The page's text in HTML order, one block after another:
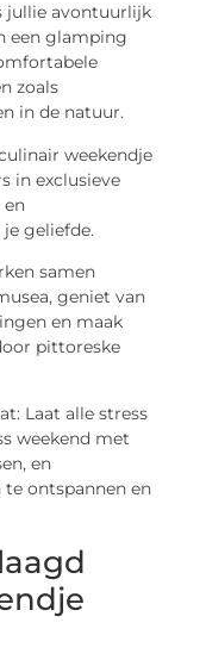
jullie avontuurlijk
een glamping
zoals
in de natuur.
weekendje
in exclusieve
en
geliefde.
samen
geniet van
en maak
pittoreske
Laat alle stress
weekend met
en
ontspannen en